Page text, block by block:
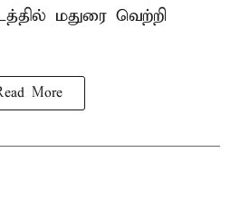
மதுரை வெற்றி
More